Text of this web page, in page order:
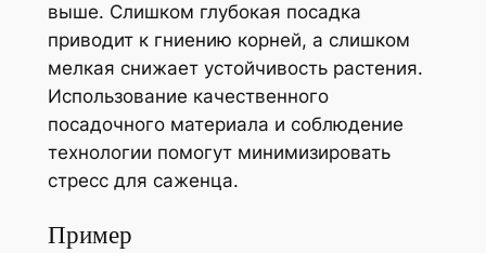
выше. Слишком глубокая посадка
приводит к гниению корней, а слишком
мелкая снижает устойчивость растения.
Использование качественного
посадочного материала и соблюдение
технологии помогут минимизировать
стресс для саженца.
Пример